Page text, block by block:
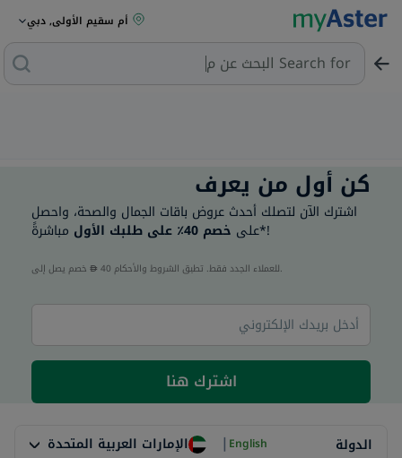
أم سقيم الأولى, دبي
Search for البحث عن مزي
كن أول من يعرف
اشترك الآن لتصلك أحدث عروض باقات الجمال والصحة، واحصل
على خصم 40٪ على طلبك الأول مباشرةً*!
40 للعملاء الجدد فقط. تطبق الشروط والأحكام.
اشترك هنا
الدولة الإمارات العربية المتحدة | English